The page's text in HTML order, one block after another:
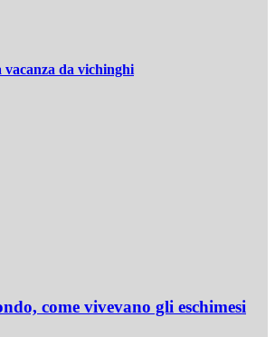
da vichinghi
come vivevano gli eschimesi